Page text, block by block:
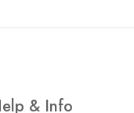
& Info